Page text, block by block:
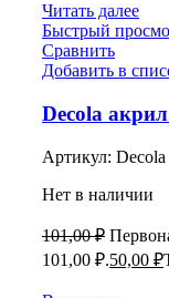
Читать далее
Быстрый
Сравнить
Добавить в
Decola
Артикул:
Нет в наличии
101,00₽
101,00 ₽.50,00 ₽